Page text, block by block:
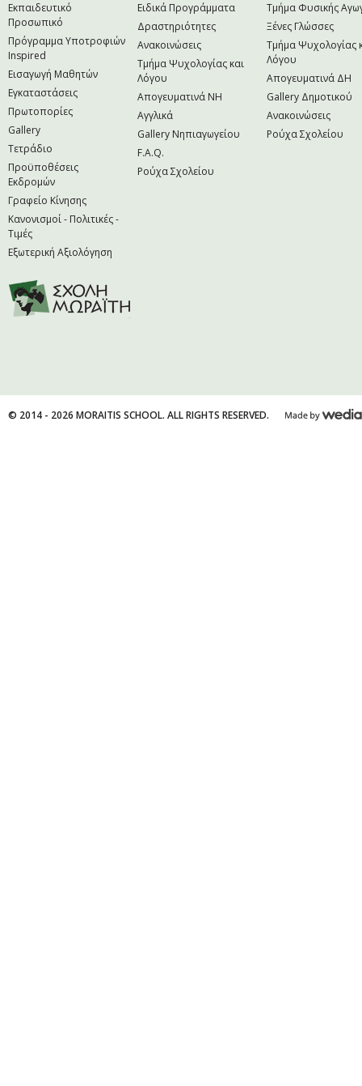
Εκπαιδευτικό
Προσωπικό
Πρόγραμμα Υποτροφιών
Inspired
Εισαγωγή Μαθητών
Εγκαταστάσεις
Πρωτοπορίες
Gallery
Τετράδιο
Προϋποθέσεις
Εκδρομών
Γραφείο Κίνησης
Κανονισμοί - Πολιτικές -
Τιμές
Εξωτερική Αξιολόγηση
Ειδικά Προγράμματα
Δραστηριότητες
Ανακοινώσεις
Τμήμα Ψυχολογίας και
Λόγου
Απογευματινά NH
Αγγλικά
Gallery Νηπιαγωγείου
F.A.Q.
Ρούχα Σχολείου
Τμήμα Φυσικής
Ξένες Γλώσσες
Τμήμα Ψυχολογίας
Λόγου
Απογευματινά ΔΗ
Gallery Δημοτικού
Ανακοινώσεις
Ρούχα Σχολείου
© 2014 - 2026 MORAITIS SCHOOL. ALL RIGHTS RESERVED.